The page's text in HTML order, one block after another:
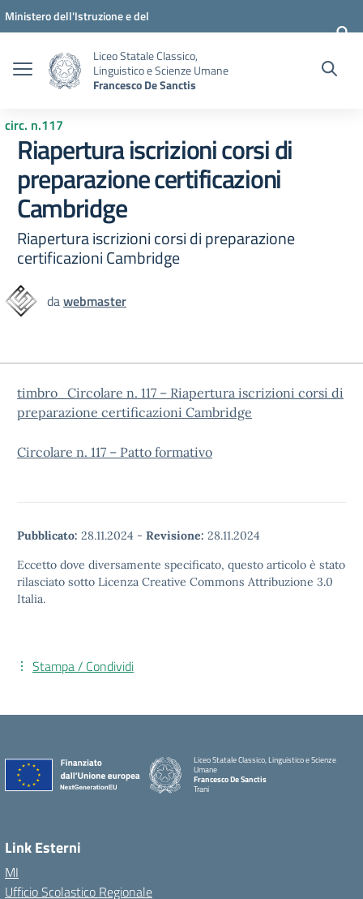
Vai ai contenuti
Vai al menu di navigazione
Vai al footer
Ministero dell'Istruzione e del
Liceo Statale Classico,
Linguistico e Scienze Umane
Francesco De Sanctis
circ. n.117
Riapertura iscrizioni corsi di
preparazione certificazioni
Cambridge
Riapertura iscrizioni corsi di preparazione
certificazioni Cambridge
dawebmaster
timbro_Circolare n. 117 – Riapertura iscrizioni corsi di
preparazione certificazioni Cambridge
Circolare n. 117 – Patto formativo
Pubblicato: 28.11.2024 - Revisione: 28.11.2024
Eccetto dove diversamente specificato, questo articolo è stato
rilasciato sotto Licenza Creative Commons Attribuzione 3.0
Italia.
Stampa / Condividi
Liceo Statale Classico, Linguistico e Scienze
Umane
Francesco De Sanctis
Trani
Link Esterni
MI
Ufficio Scolastico Regionale